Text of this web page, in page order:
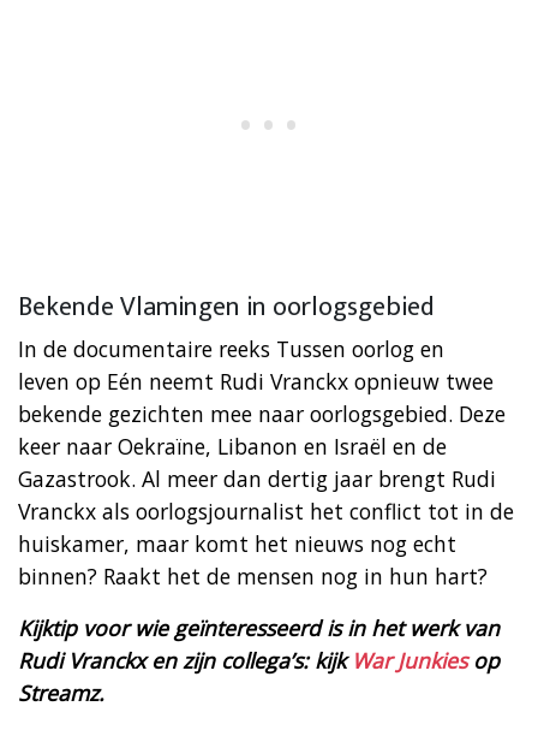
Bekende Vlamingen in oorlogsgebied
In de documentaire reeks Tussen oorlog en
leven op Eén neemt Rudi Vranckx opnieuw twee
bekende gezichten mee naar oorlogsgebied. Deze
keer naar Oekraïne, Libanon en Israël en de
Gazastrook. Al meer dan dertig jaar brengt Rudi
Vranckx als oorlogsjournalist het conflict tot in de
huiskamer, maar komt het nieuws nog echt
binnen? Raakt het de mensen nog in hun hart?
Kijktip voor wie geïnteresseerd is in het werk van
Rudi Vranckx en zijn collega’s: kijk War Junkiesop
Streamz.